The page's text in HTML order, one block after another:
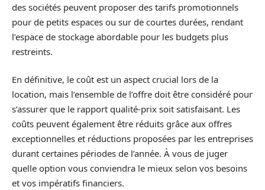
des sociétés peuvent proposer des tarifs promotionnels
pour de petits espaces ou sur de courtes durées, rendant
l’espace de stockage abordable pour les budgets plus
restreints.
En définitive, le coût est un aspect crucial lors de la
location, mais l’ensemble de l’offre doit être considéré pour
s’assurer que le rapport qualité-prix soit satisfaisant. Les
coûts peuvent également être réduits grâce aux offres
exceptionnelles et réductions proposées par les entreprises
durant certaines périodes de l’année. À vous de juger
quelle option vous conviendra le mieux selon vos besoins
et vos impératifs financiers.